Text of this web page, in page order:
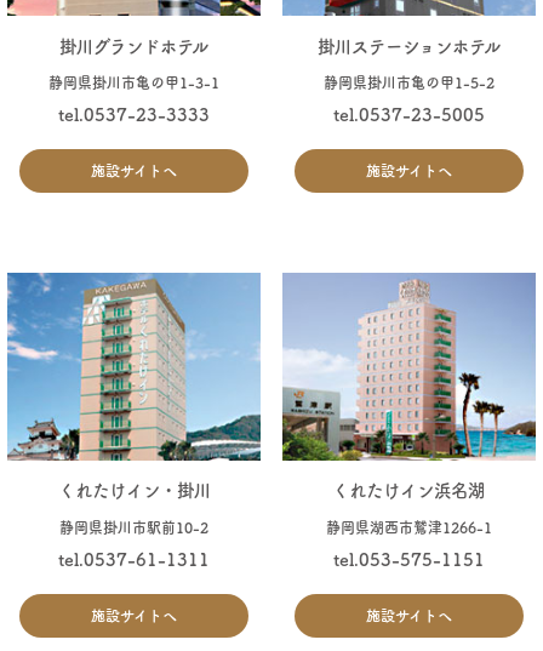
掛川グランドホテル
静岡県掛川市亀の甲1-3-1
tel.0537-23-3333
施設サイトへ
掛川ステーションホテル
静岡県掛川市亀の甲1-5-2
tel.0537-23-5005
施設サイトへ
くれたけイン・掛川
静岡県掛川市駅前10-2
tel.0537-61-1311
施設サイトへ
くれたけイン浜名湖
静岡県湖西市鷲津1266-1
tel.053-575-1151
施設サイトへ